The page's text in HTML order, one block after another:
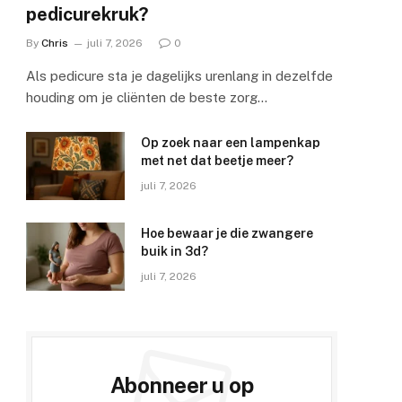
pedicurekruk?
By Chris juli 7, 2026 0
Als pedicure sta je dagelijks urenlang in dezelfde
houding om je cliënten de beste zorg…
Op zoek naar een lampenkap
met net dat beetje meer?
juli 7, 2026
Hoe bewaar je die zwangere
buik in 3d?
juli 7, 2026
Abonneer u op